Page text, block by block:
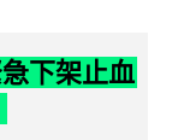
下架止血